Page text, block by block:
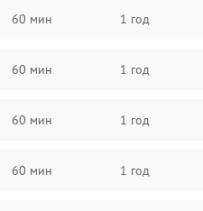
60 мин 1 год
60 мин 1 год
60 мин 1 год
60 мин 1 год